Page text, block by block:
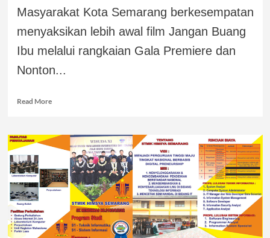
Masyarakat Kota Semarang berkesempatan
menyaksikan lebih awal film Jangan Buang
Ibu melalui rangkaian Gala Premiere dan
Nonton...
Read More